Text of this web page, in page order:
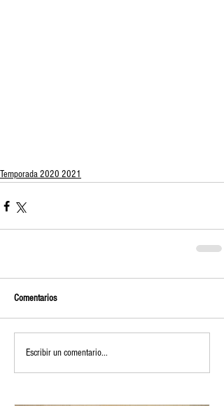
Temporada 2020 2021
Comentarios
Escribir un comentario...